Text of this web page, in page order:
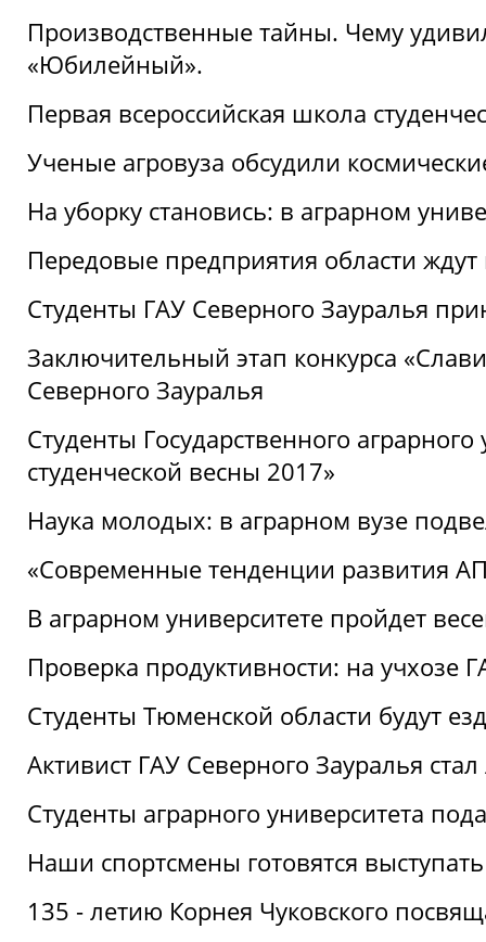
Производственные тайны. Чему
«Юбилейный».
Первая всероссийская школа
Ученые агровуза обсудили
На уборку становись: в аграрном
Передовые предприятия области ждут
Студенты ГАУ Северного Зауралья
Заключительный этап конкурса
Северного Зауралья
Студенты Государственного
студенческой весны 2017»
Наука молодых: в аграрном вузе
«Современные тенденции развития
В аграрном университете пройдет
Проверка продуктивности: на учхозе
Студенты Тюменской области будут
Активист ГАУ Северного Зауралья
Студенты аграрного университета
Наши спортсмены готовятся
135 - летию Корнея Чуковского